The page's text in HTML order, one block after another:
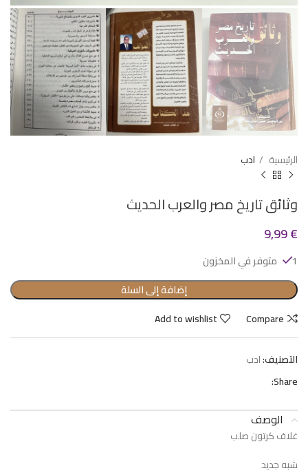
الرئيسية ادب
وثائق تاريخ مصر والعرب الحديث
9,99€
1 متوفر في المخزون
إضافة إلى السلة
Compare
Add to wishlist
التصنيف:ادب
Share:
الوصف
غلاف كرتون صلب
شبه جديد